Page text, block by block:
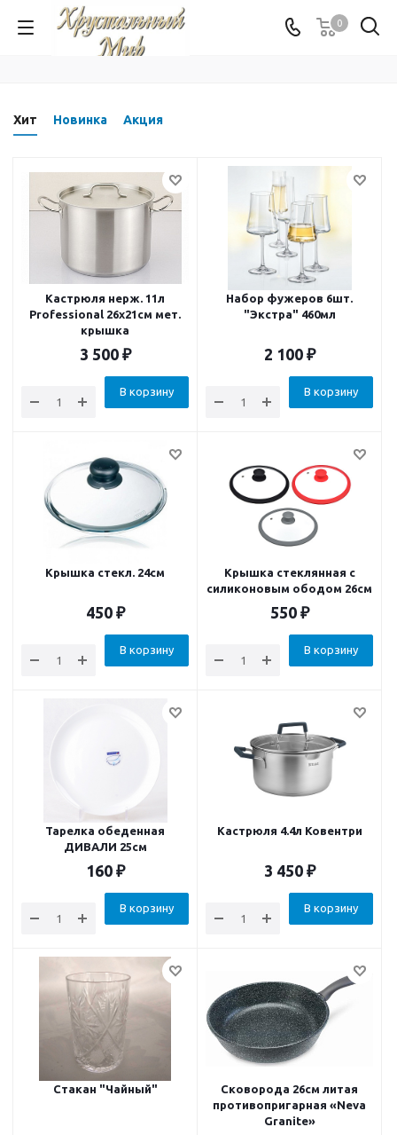
0
Хит Новинка Акция
Кастрюля нерж. 11л
Professional 26x21см мет.
крышка
3 500₽
В корзину
Набор фужеров 6шт.
"Экстра" 460мл
2 100₽
В корзину
Крышка стекл. 24см
450₽
В корзину
Крышка стеклянная с
силиконовым ободом 26см
550₽
В корзину
Тарелка обеденная
ДИВАЛИ 25см
160₽
В корзину
Кастрюля 4.4л Ковентри
3 450₽
В корзину
Стакан "Чайный"
Сковорода 26см литая
противопригарная «Neva
Granite»